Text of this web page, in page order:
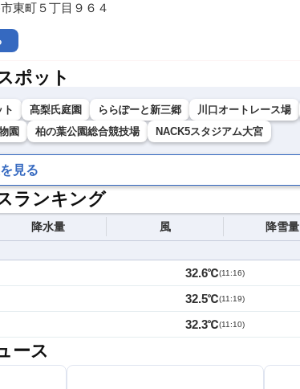
東町５丁目９６４
ポット
ト 髙梨氏庭園 ららぽーと新三郷 川口オートレース場
園 柏の葉公園総合競技場 NACK5スタジアム大宮
見る
ランキング
降水量 風 降雪量
32.6℃(11:16)
32.5℃(11:19)
32.3℃(11:10)
ース